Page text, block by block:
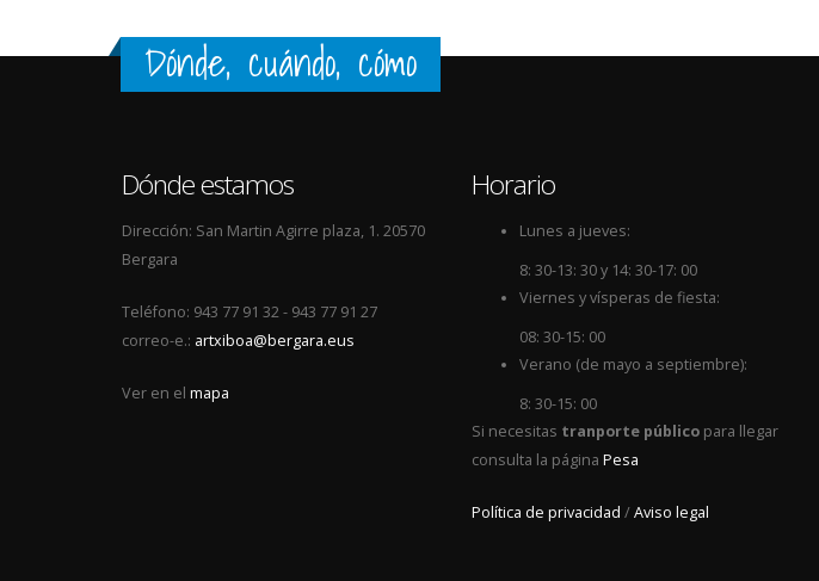
Dónde, cuándo, cómo
Dónde estamos
Dirección: San Martin Agirre plaza, 1. 20570
Bergara
Teléfono: 943 77 91 32 - 943 77 91 27
correo-e.: artxiboa@bergara.eus
Ver en el mapa
Horario
Lunes a jueves:
8: 30-13: 30 y 14: 30-17: 00
Viernes y vísperas de fiesta:
08: 30-15: 00
Verano (de mayo a septiembre):
8: 30-15: 00
Si necesitas tranporte públicopara llegar
consulta la página Pesa
Política de privacidad /Aviso legal